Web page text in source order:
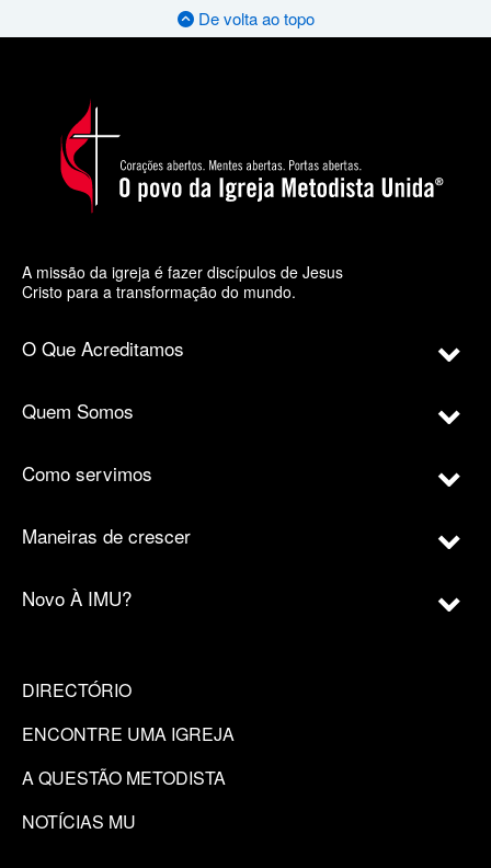
De volta ao topo
A missão da igreja é fazer discípulos de Jesus
Cristo para a transformação do mundo.
O Que Acreditamos
Quem Somos
Como servimos
Maneiras de crescer
Novo À IMU?
DIRECTÓRIO
ENCONTRE UMA IGREJA
A QUESTÃO METODISTA
NOTÍCIAS MU